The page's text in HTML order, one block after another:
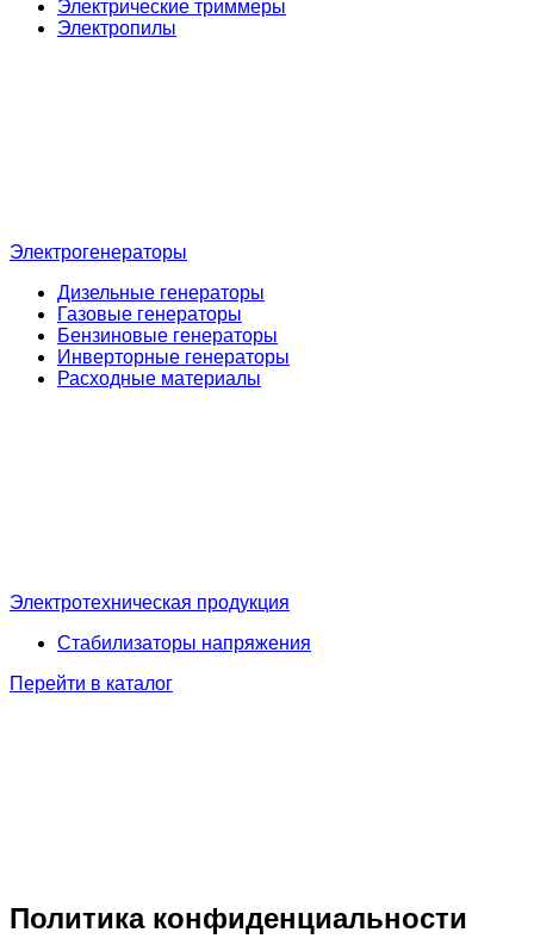
Электрические триммеры
Электропилы
Электрогенераторы
Дизельные генераторы
Газовые генераторы
Бензиновые генераторы
Инверторные генераторы
Расходные материалы
Электротехническая продукция
Стабилизаторы напряжения
Перейти в каталог
Политика конфиденциальности